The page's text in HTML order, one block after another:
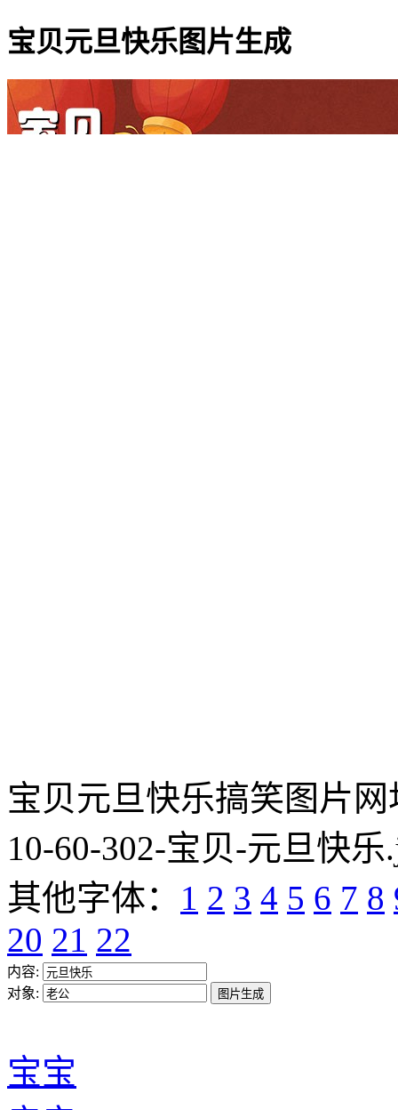
宝贝元旦快乐图片生成
宝贝元旦快乐搞笑图片网
10-60-302-宝贝-元旦快乐
其他字体： 1 2 3 4 5 6 7 8
20 21 22
内容:
对象:
宝宝